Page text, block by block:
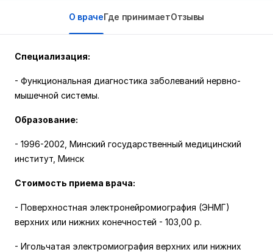
О врачеГде принимаетОтзывы
Специализация:
- Функциональная диагностика заболеваний нервно-
мышечной системы.
Образование:
- 1996-2002, Минский государственный медицинский
институт, Минск
Стоимость приема врача:
- Поверхностная электронейромиография (ЭНМГ)
верхних или нижних конечностей - 103,00 р.
- Игольчатая электромиография верхних или нижних